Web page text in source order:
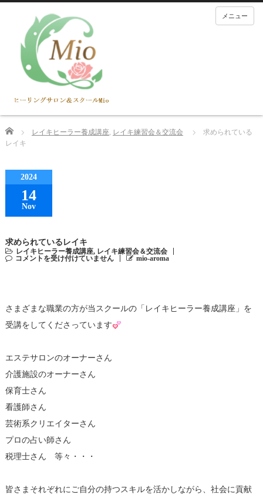
メニュー
Home レイキヒーラー養成講座, レイキ練習会＆交流会
求められている
レイキ
2024
14
Nov
求められているレイキ
レイキヒーラー養成講座, レイキ練習会＆交流会
コメントを受け付けていません
mio-aroma
さまざまな職業の方が当スクールの「レイキヒーラー養成講座」を
受講をしてくださっています
エステサロンのオーナーさん
介護施設のオーナーさん
保育士さん
看護師さん
芸術系クリエイターさん
プロの占い師さん
税理士さん 等々・・・
皆さまそれぞれにご自分の持つスキルを活かしながら、社会に貢献